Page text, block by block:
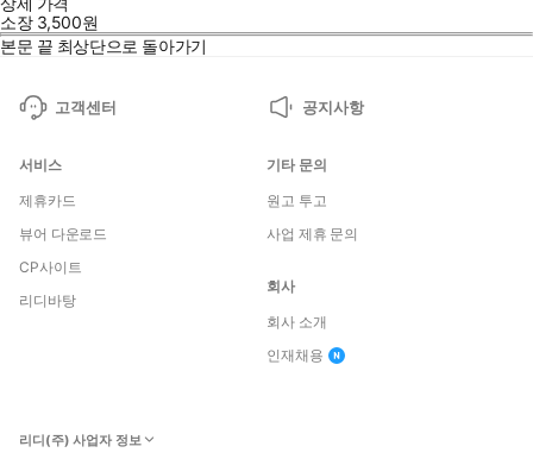
소장 3,500원
본문 끝 최상단으로 돌아가기
고객센터 공지사항
서비스
제휴카드
뷰어 다운로드
CP사이트
리디바탕
기타 문의
원고 투고
사업 제휴 문의
회사
회사 소개
인재채용
리디(주) 사업자 정보